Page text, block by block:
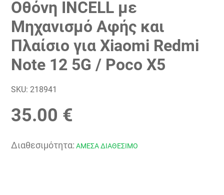
Οθόνη INCELL με
Μηχανισμό Αφής και
Πλαίσιο για Xiaomi Redmi
Note 12 5G / Poco X5
SKU: 218941
35.00 €
Διαθεσιμότητα: ΑΜΕΣΑ ΔΙΑΘΕΣΙΜΟ